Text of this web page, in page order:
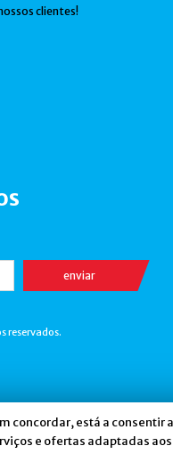
clientes!
reservados.
concordar, está a consentir
e ofertas adaptadas